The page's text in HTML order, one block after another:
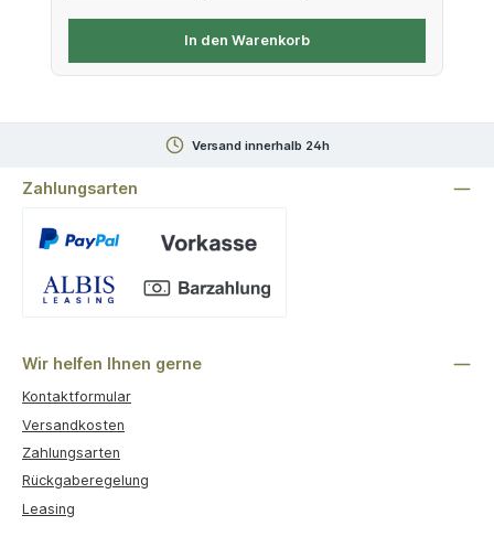
In den Warenkorb
Versand innerhalb 24h
Zahlungsarten
Wir helfen Ihnen gerne
Kontaktformular
Versandkosten
Zahlungsarten
Rückgaberegelung
Leasing